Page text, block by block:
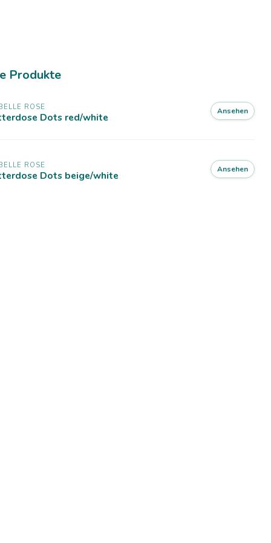
Produkte
ROSE
Dots red/white Ansehen
ROSE
Dots beige/white Ansehen